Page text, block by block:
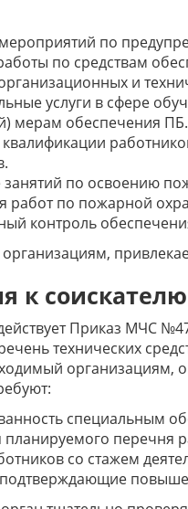
по
по средствам
и
услуги в сфере
мерам обеспечения ПБ.
по освоению
работ по пожарной
контроль
организациям,
к
Приказ МЧС
технических
организациям,
специальным
перечня
со стажем